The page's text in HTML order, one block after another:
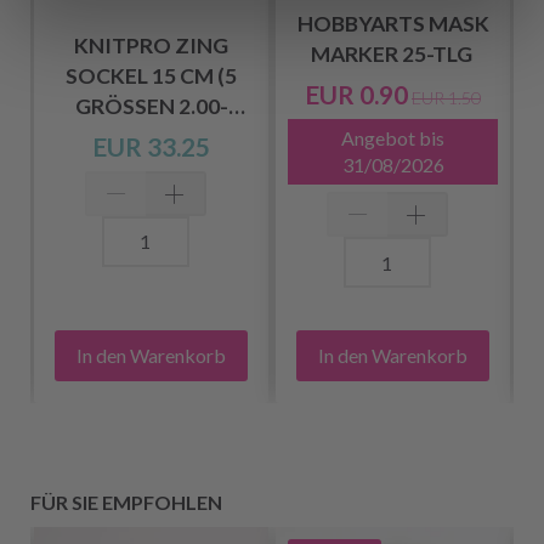
KNITPRO ZING
SOCKEL 15 CM (5
GRÖSSEN 2.00-
4.00MM)
EUR 33.25
In den Warenkorb
HOBBYARTS MASK
MARKER 25-TLG
EUR 0.90EUR 1.50
Angebot bis
31/08/2026
In den Warenkorb
FÜR SIE EMPFOHLEN